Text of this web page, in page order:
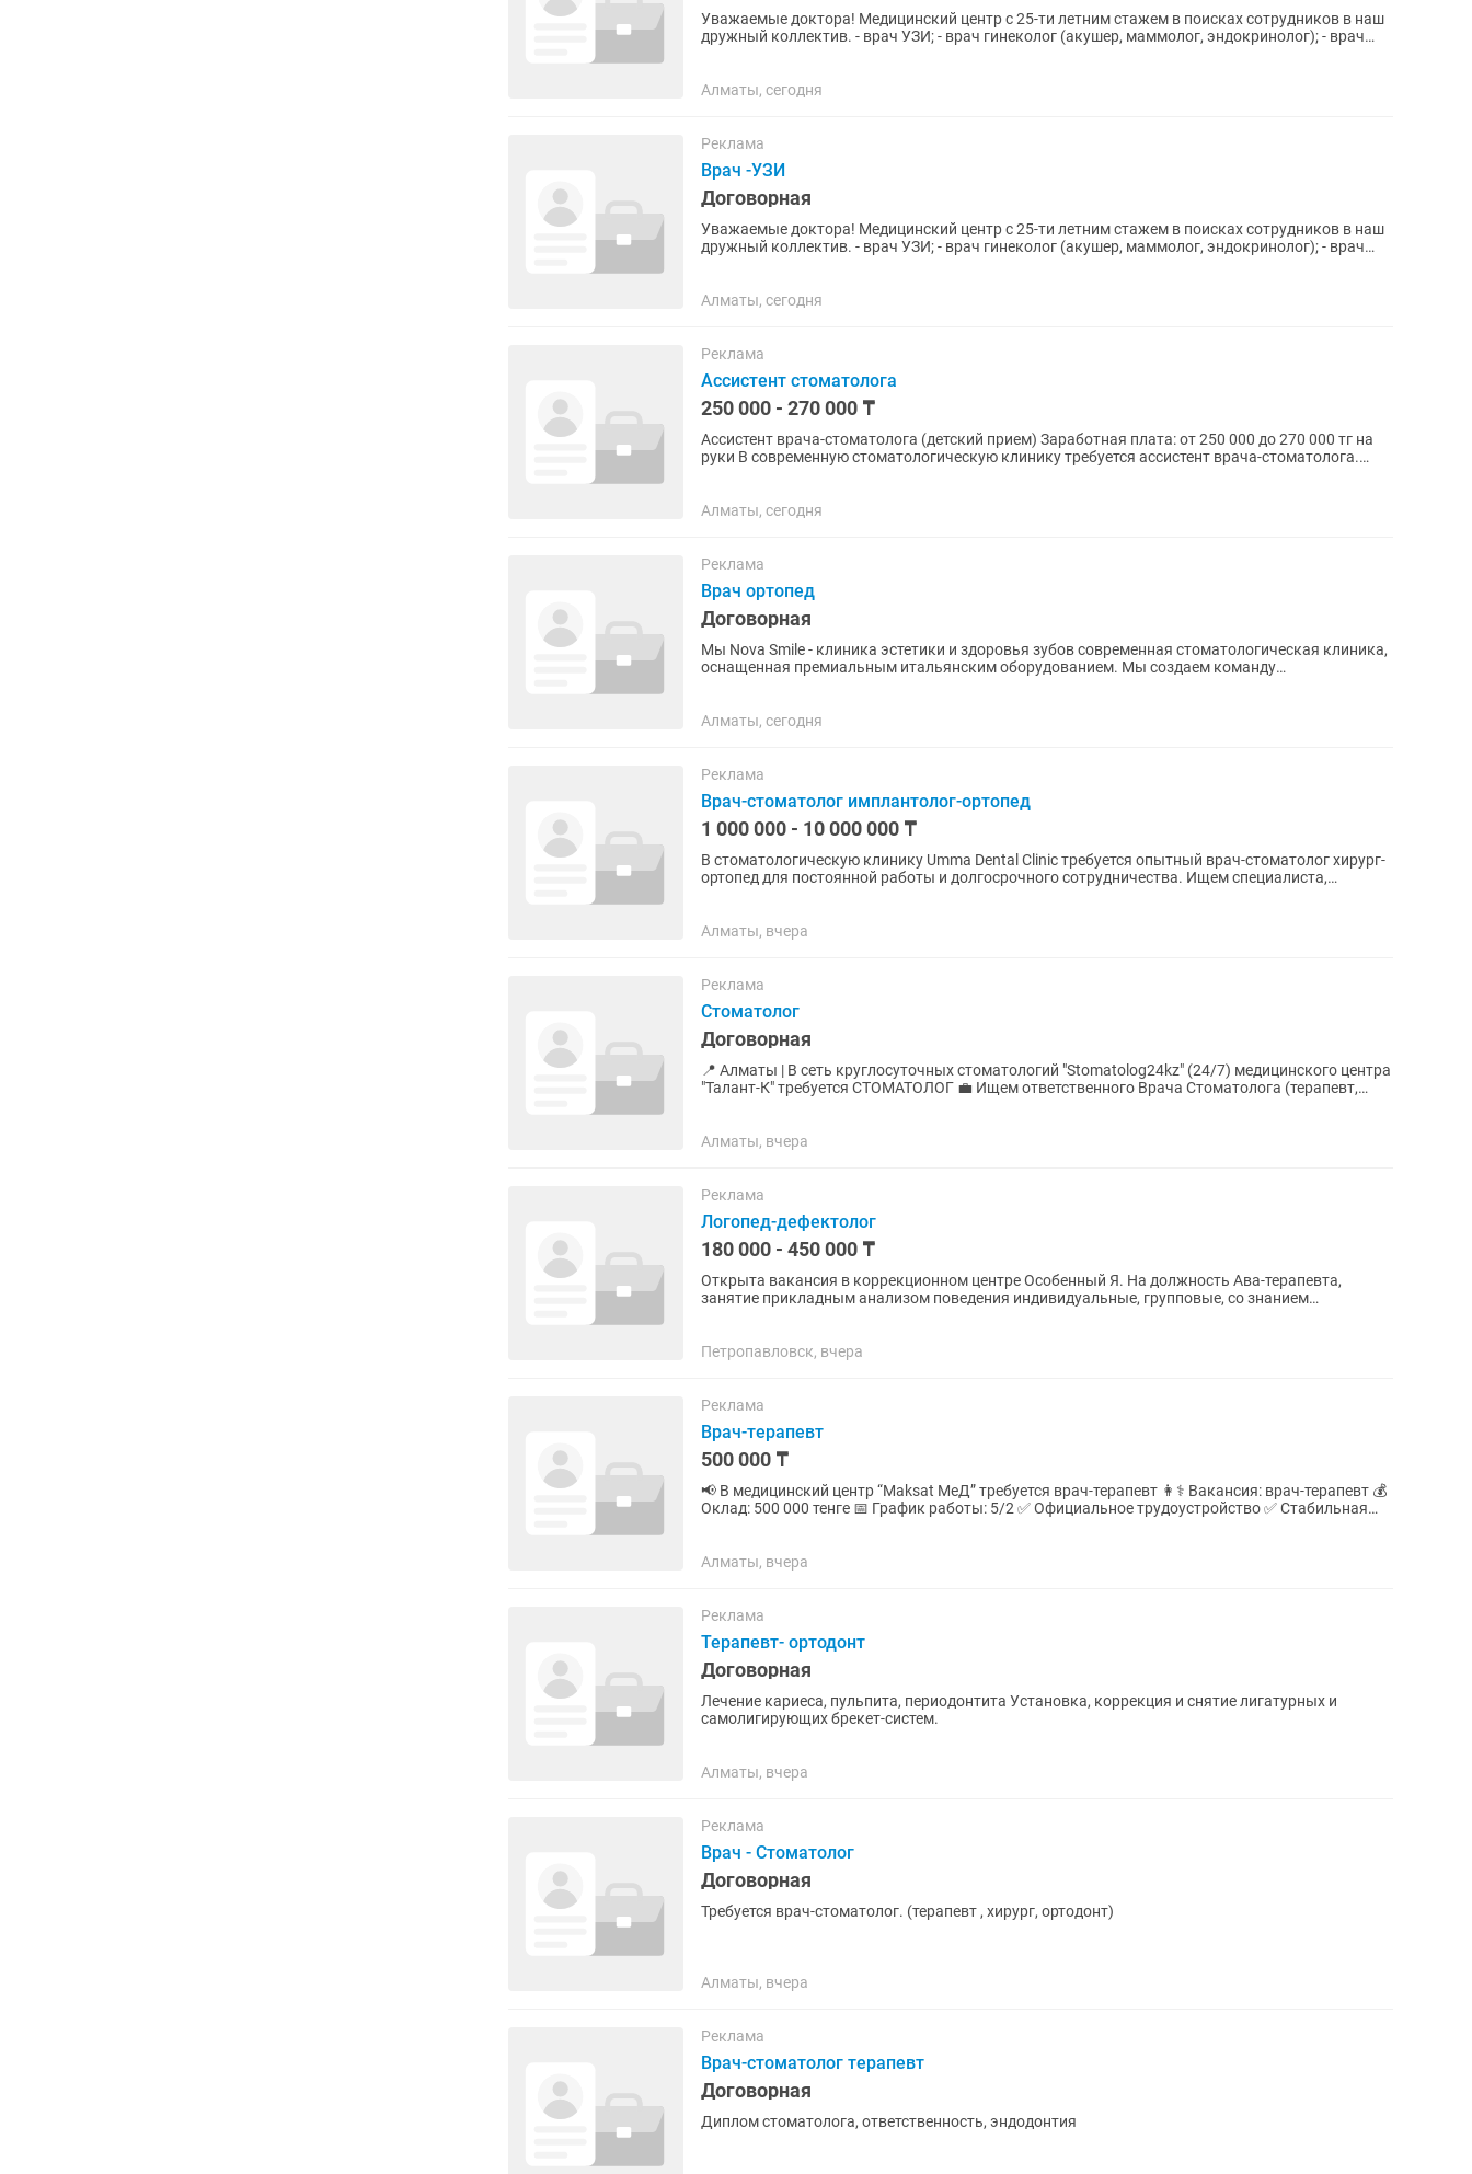
Уважаемые доктора! Медицинский центр с 25-ти летним стажем в поисках сотрудников в наш
дружный коллектив. - врач УЗИ; - врач гинеколог (акушер, маммолог, эндокринолог); - врач
Алматы, сегодня
Реклама
Врач -УЗИ
Договорная
Уважаемые доктора! Медицинский центр с 25-ти летним стажем в поисках сотрудников в наш
дружный коллектив. - врач УЗИ; - врач гинеколог (акушер, маммолог, эндокринолог); - врач
Алматы, сегодня
Реклама
Ассистент стоматолога
250 000 - 270 000 ₸
Ассистент врача-стоматолога (детский прием) Заработная плата: от 250 000 до 270 000 тг на
руки В современную стоматологическую клинику требуется ассистент врача-стоматолога.
Алматы, сегодня
Реклама
Врач ортопед
Договорная
Мы Nova Smile - клиника эстетики и здоровья зубов современная стоматологическая клиника,
оснащенная премиальным итальянским оборудованием. Мы создаем команду
Алматы, сегодня
Реклама
Врач-стоматолог имплантолог-ортопед
1 000 000 - 10 000 000 ₸
В стоматологическую клинику Umma Dental Clinic требуется опытный врач-стоматолог хирург-
ортопед для постоянной работы и долгосрочного сотрудничества. Ищем специалиста,
Алматы, вчера
Реклама
Стоматолог
Договорная
📍 Алматы | В сеть круглосуточных стоматологий "Stomatolog24kz" (24/7) медицинского центра
"Талант-К" требуется СТОМАТОЛОГ 💼 Ищем ответственного Врача Стоматолога (терапевт,
Алматы, вчера
Реклама
Логопед-дефектолог
180 000 - 450 000 ₸
Открыта вакансия в коррекционном центре Особенный Я. На должность Ава-терапевта,
занятие прикладным анализом поведения индивидуальные, групповые, со знанием
Петропавловск, вчера
Реклама
Врач-терапевт
500 000 ₸
📢 В медицинский центр “Maksat MеД” требуется врач-терапевт 👩⚕️ Вакансия: врач-терапевт 💰
Оклад: 500 000 тенге 📅 График работы: 5/2 ✅ Официальное трудоустройство ✅ Стабильная
Алматы, вчера
Реклама
Терапевт- ортодонт
Договорная
Лечение кариеса, пульпита, периодонтита Установка, коррекция и снятие лигатурных и
самолигирующих брекет-систем.
Алматы, вчера
Реклама
Врач - Стоматолог
Договорная
Требуется врач-стоматолог. (терапевт , хирург, ортодонт)
Алматы, вчера
Реклама
Врач-стоматолог терапевт
Договорная
Диплом стоматолога, ответственность, эндодонтия